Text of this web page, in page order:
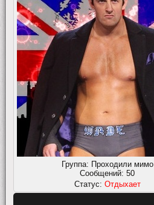
Группа: Проходили мимо
Сообщений:50
Статус: Отдыхает